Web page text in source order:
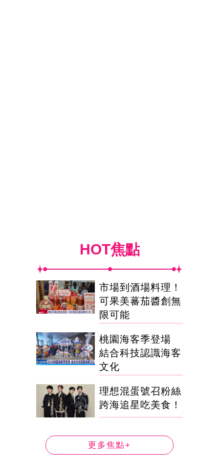
HOT焦點
市場到酒場料理！
可果美蕃茄醬創無
限可能
桃園海客季登場
結合科技認識海客
文化
理想混蛋號召粉絲
跨海追星吃美食！
更多焦點+